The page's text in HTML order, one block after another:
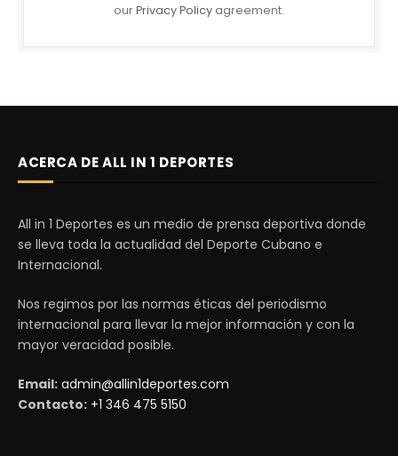
ourPrivacy Policy agreement.
ACERCA DE ALL IN 1 DEPORTES
All in 1 Deportes es un medio de prensa deportiva donde
se lleva toda la actualidad del Deporte Cubano e
Internacional.
Nos regimos por las normas éticas del periodismo
internacional para llevar la mejor información y con la
mayor veracidad posible.
Email: admin@allin1deportes.com
Contacto: +1 346 475 5150